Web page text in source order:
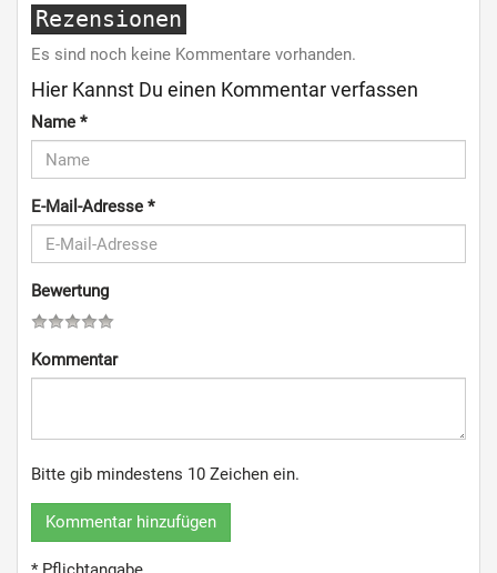
Rezensionen
Es sind noch keine Kommentare vorhanden.
Hier Kannst Du einen Kommentar verfassen
Name *
E-Mail-Adresse *
Bewertung
Kommentar
Bitte gib mindestens 10 Zeichen ein.
Kommentar hinzufügen